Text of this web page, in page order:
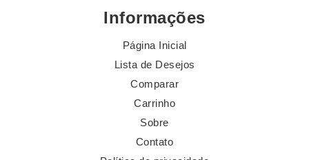
Informações
Página Inicial
Lista de Desejos
Comparar
Carrinho
Sobre
Contato